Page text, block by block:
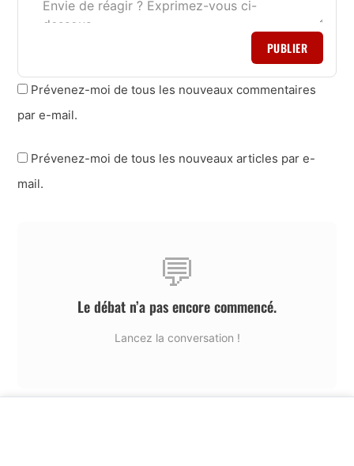
PUBLIER
Prévenez-moi de tous les nouveaux commentaires
par e-mail.
Prévenez-moi de tous les nouveaux articles par e-
mail.
💬
Le débat n’a pas encore commencé.
Lancez la conversation !